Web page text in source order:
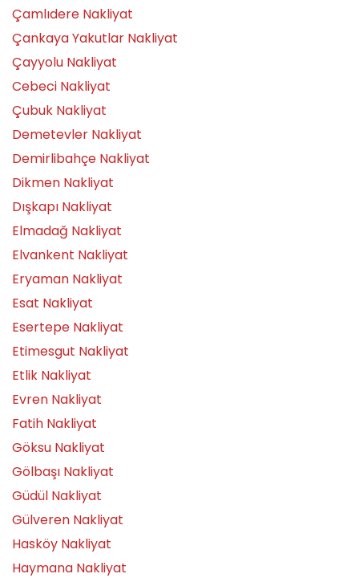
Çamlıdere Nakliyat
Çankaya Yakutlar Nakliyat
Çayyolu Nakliyat
Cebeci Nakliyat
Çubuk Nakliyat
Demetevler Nakliyat
Demirlibahçe Nakliyat
Dikmen Nakliyat
Dışkapı Nakliyat
Elmadağ Nakliyat
Elvankent Nakliyat
Eryaman Nakliyat
Esat Nakliyat
Esertepe Nakliyat
Etimesgut Nakliyat
Etlik Nakliyat
Evren Nakliyat
Fatih Nakliyat
Göksu Nakliyat
Gölbaşı Nakliyat
Güdül Nakliyat
Gülveren Nakliyat
Hasköy Nakliyat
Haymana Nakliyat